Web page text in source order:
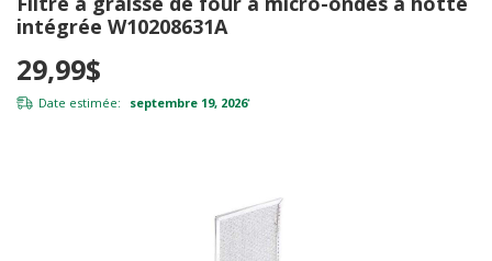
intégrée W10208631A
29,99$
Date estimée: septembre 19, 2026*